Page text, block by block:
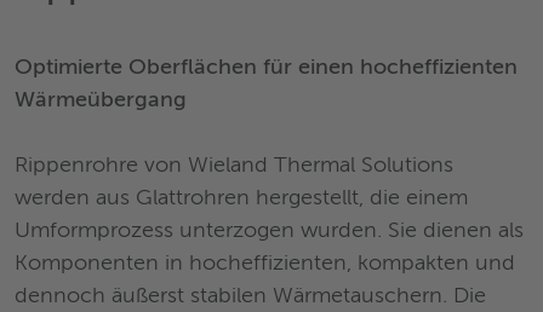
Optimierte Oberflächen für einen hocheffizienten
Wärmeübergang
Rippenrohre von Wieland Thermal Solutions
werden aus Glattrohren hergestellt, die einem
Umformprozess unterzogen wurden. Sie dienen als
Komponenten in hocheffizienten, kompakten und
dennoch äußerst stabilen Wärmetauschern. Die